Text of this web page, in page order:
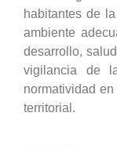
habitantes de
ambiente
desarrollo,
vigilancia de
normatividad
territorial.